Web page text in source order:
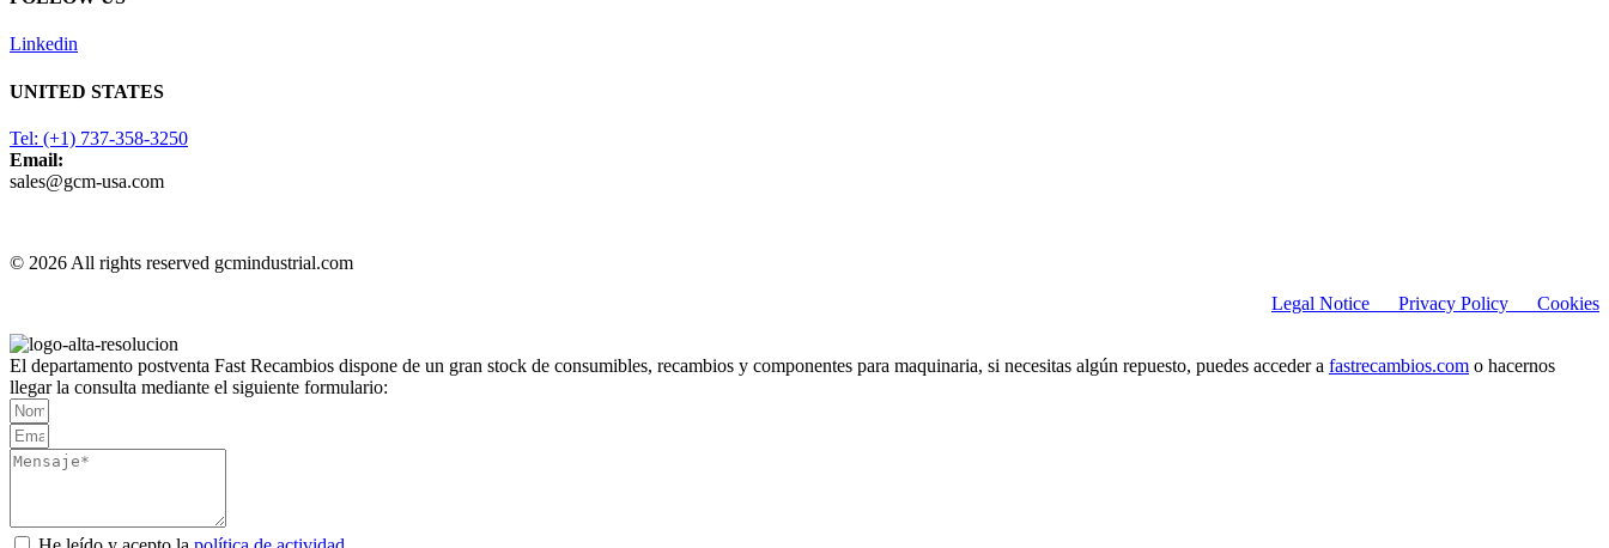
Linkedin
UNITED STATES
Tel: (+1) 737-358-3250
Email:
sales@gcm-usa.com
© 2026 All rights reserved gcmindustrial.com
Legal Notice Privacy Policy Cookies
El departamento postventa Fast Recambios dispone de un gran stock de consumibles, recambios y componentes para maquinaria, si necesitas algún repuesto, puedes acceder a fastrecambios.com o hacernos
llegar la consulta mediante el siguiente formulario: